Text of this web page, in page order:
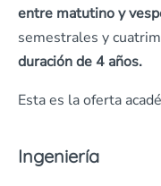
entre matutino y
semestrales y
duración de 4 años.
Esta es la oferta
Ingeniería